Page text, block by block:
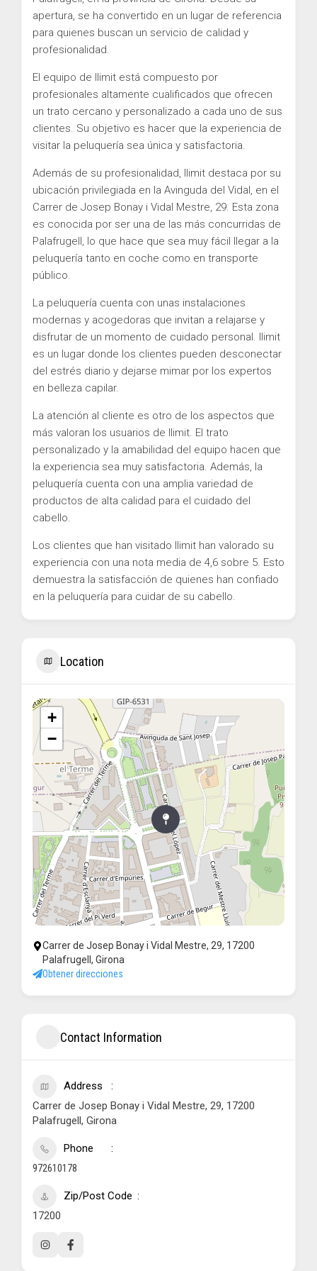
Todas las ubicaciones
Todos los anuncios
Ubicación
Ubicación única
apertura, se ha convertido en un lugar de referencia
para quienes buscan un servicio de calidad y
profesionalidad.
El equipo de Ilimit está compuesto por
profesionales altamente cualificados que ofrecen
un trato cercano y personalizado a cada uno de sus
clientes. Su objetivo es hacer que la experiencia de
visitar la peluquería sea única y satisfactoria.
Además de su profesionalidad, Ilimit destaca por su
ubicación privilegiada en la Avinguda del Vidal, en el
Carrer de Josep Bonay i Vidal Mestre, 29. Esta zona
es conocida por ser una de las más concurridas de
Palafrugell, lo que hace que sea muy fácil llegar a la
peluquería tanto en coche como en transporte
público.
La peluquería cuenta con unas instalaciones
modernas y acogedoras que invitan a relajarse y
disfrutar de un momento de cuidado personal. Ilimit
es un lugar donde los clientes pueden desconectar
del estrés diario y dejarse mimar por los expertos
en belleza capilar.
La atención al cliente es otro de los aspectos que
más valoran los usuarios de Ilimit. El trato
personalizado y la amabilidad del equipo hacen que
la experiencia sea muy satisfactoria. Además, la
peluquería cuenta con una amplia variedad de
productos de alta calidad para el cuidado del
cabello.
Los clientes que han visitado Ilimit han valorado su
experiencia con una nota media de 4,6 sobre 5. Esto
demuestra la satisfacción de quienes han confiado
en la peluquería para cuidar de su cabello.
Location
+
−
Carrer de Josep Bonay i Vidal Mestre, 29, 17200
Palafrugell, Girona
Obtener direcciones
Contact Information
Address
Carrer de Josep Bonay i Vidal Mestre, 29, 17200
Palafrugell, Girona
Phone
972610178
Zip/Post Code
17200